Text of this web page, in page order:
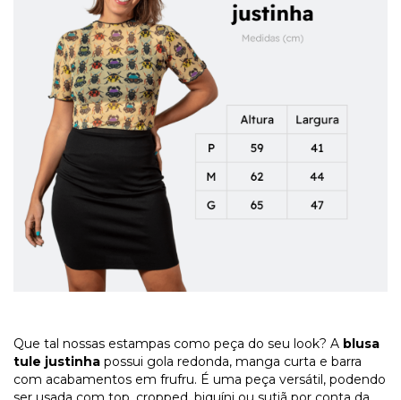
Que tal nossas estampas como peça do seu look? A blusa
tule justinha possui gola redonda, manga curta e barra
com acabamentos em frufru. É uma peça versátil, podendo